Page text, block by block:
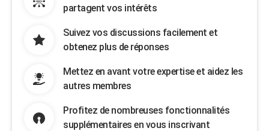
partagent vos intérêts
Suivez vos discussions facilement et
obtenez plus de réponses
Mettez en avant votre expertise et aidez les
autres membres
Profitez de nombreuses fonctionnalités
supplémentaires en vous inscrivant